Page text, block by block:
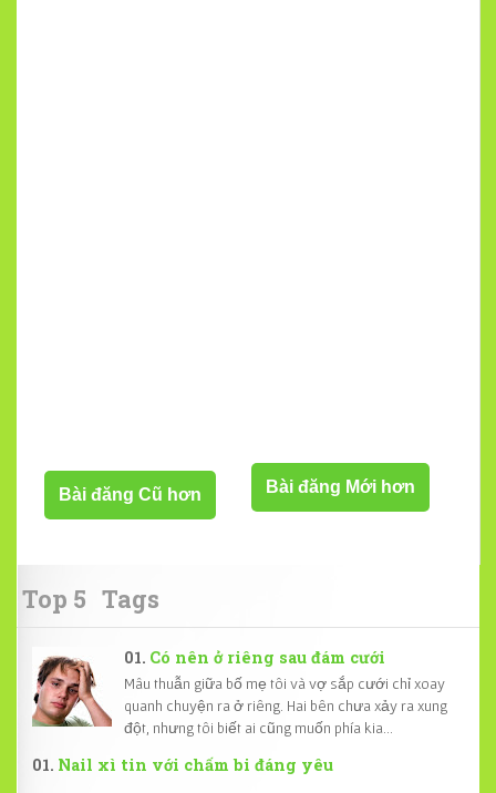
Bài đăng Mới hơn
Bài đăng Cũ hơn
Top 5 Tags
Có nên ở riêng sau đám cưới
Mâu thuẫn giữa bố mẹ tôi và vợ sắp cưới chỉ xoay
quanh chuyện ra ở riêng. Hai bên chưa xảy ra xung
đột, nhưng tôi biết ai cũng muốn phía kia...
Nail xì tin với chấm bi đáng yêu